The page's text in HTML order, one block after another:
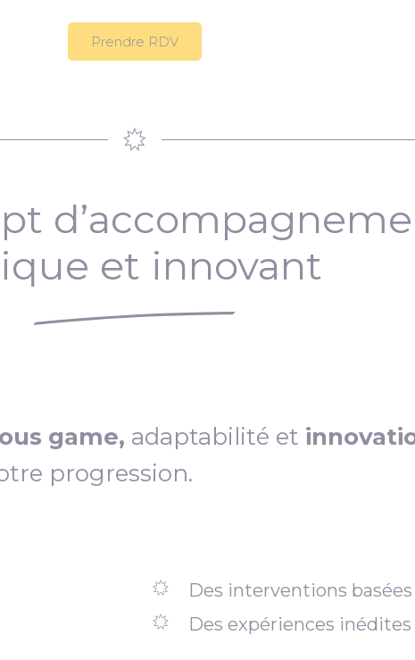
Prendre RDV
et innovant
game, adaptabilité et
progression.
Des interventions
Des expériences inédites